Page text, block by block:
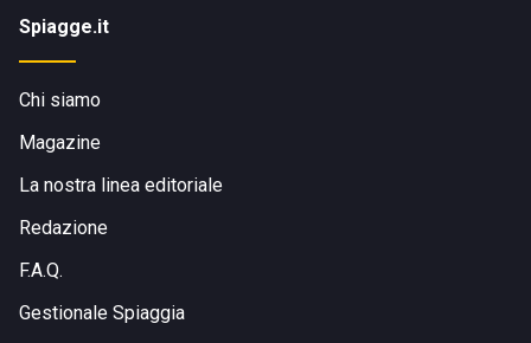
Spiagge.it
Chi siamo
Magazine
La nostra linea editoriale
Redazione
F.A.Q.
Gestionale Spiaggia